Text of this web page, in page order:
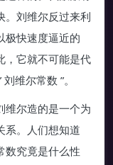
。刘维尔反过来利
极快速度逼近的
，它就不可能是代
维尔常数 ”。
维尔造的是一个为
系。人们想知道
数究竟是什么性